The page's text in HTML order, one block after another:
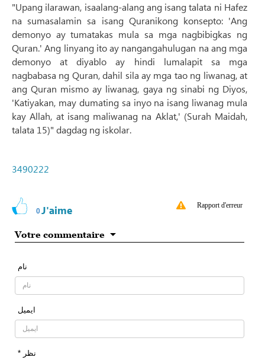
"Upang ilarawan, isaalang-alang ang isang talata ni Hafez
na sumasalamin sa isang Quranikong konsepto: 'Ang
demonyo ay tumatakas mula sa mga nagbibigkas ng
Quran.' Ang linyang ito ay nangangahulugan na ang mga
demonyo at diyablo ay hindi lumalapit sa mga
nagbabasa ng Quran, dahil sila ay mga tao ng liwanag, at
ang Quran mismo ay liwanag, gaya ng sinabi ng Diyos,
'Katiyakan, may dumating sa inyo na isang liwanag mula
kay Allah, at isang maliwanag na Aklat,' (Surah Maidah,
talata 15)" dagdag ng iskolar.
3490222
0J'aime Rapport d'erreur
Votre commentaire
نام
ایمیل
* نظر